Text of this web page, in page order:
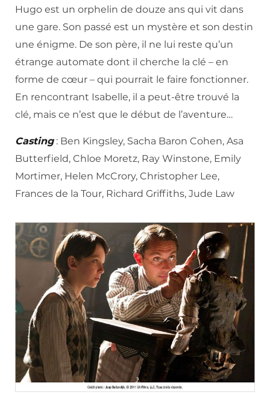
Hugo est un orphelin de douze ans qui vit dans
une gare. Son passé est un mystère et son destin
une énigme. De son père, il ne lui reste qu’un
étrange automate dont il cherche la clé – en
forme de cœur – qui pourrait le faire fonctionner.
En rencontrant Isabelle, il a peut-être trouvé la
clé, mais ce n’est que le début de l’aventure…
Casting: Ben Kingsley, Sacha Baron Cohen, Asa
Butterfield, Chloe Moretz, Ray Winstone, Emily
Mortimer, Helen McCrory, Christopher Lee,
Frances de la Tour, Richard Griffiths, Jude Law